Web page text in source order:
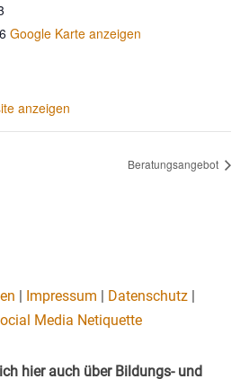
Google Karte anzeigen
anzeigen
Beratungsangebot
Impressum Datenschutz
Media Netiquette
hier auch über Bildungs- und